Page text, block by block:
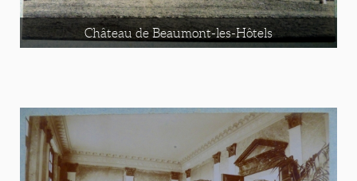
Château de Beaumont-les-Hôtels